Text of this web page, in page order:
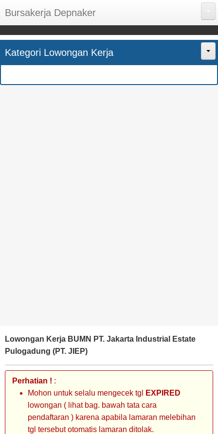
Bursakerja Depnaker
About Me
Disclaimer
Kategori Lowongan Kerja
Lowongan Kerja BUMN PT. Jakarta Industrial Estate
Pulogadung (PT. JIEP)
Perhatian ! :
Mohon untuk selalu mengecek tgl
EXPIRED
lowongan ( lihat bag. bawah tata cara
pendaftaran ) karena apabila lamaran melebihan
tgl tersebut otomatis lamaran ditolak.